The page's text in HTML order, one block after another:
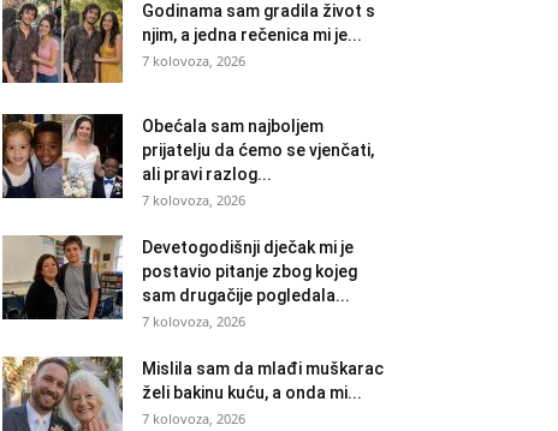
Godinama sam gradila život s
njim, a jedna rečenica mi je...
7 kolovoza, 2026
Obećala sam najboljem
prijatelju da ćemo se vjenčati,
ali pravi razlog...
7 kolovoza, 2026
Devetogodišnji dječak mi je
postavio pitanje zbog kojeg
sam drugačije pogledala...
7 kolovoza, 2026
Mislila sam da mlađi muškarac
želi bakinu kuću, a onda mi...
7 kolovoza, 2026